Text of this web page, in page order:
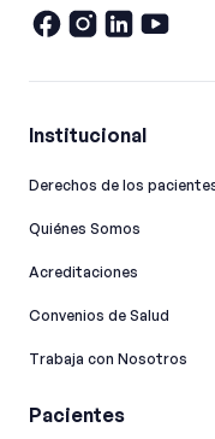
Institucional
Derechos de los
Quiénes Somos
Acreditaciones
Convenios de Salud
Trabaja con Nosotros
Pacientes